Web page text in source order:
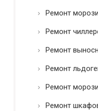
Ремонт
Ремонт
Ремонт
Ремонт
Ремонт
Ремонт